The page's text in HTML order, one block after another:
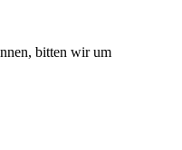
bitten wir um